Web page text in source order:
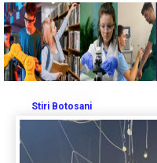
Stiri Botosani